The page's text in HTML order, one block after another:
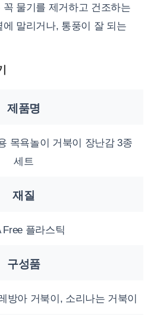
물기를 제거하고 건조하는
말리거나, 통풍이 잘 되는
제품명
목욕놀이 거북이 장난감 3종
세트
재질
Free 플라스틱
구성품
방아 거북이, 소리나는 거북이